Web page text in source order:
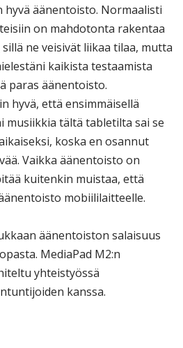
hyvä äänentoisto. Normaalisti
on mahdotonta rakentaa
ne veisivät liikaa tilaa, mutta
kaikista testaamista
paras äänentoisto.
hyvä, että ensimmäisellä
musiikkia tältä tabletilta sai se
koska en osannut
Vaikka äänentoisto on
kuitenkin muistaa, että
mobiililaitteelle.
äänentoiston salaisuus
MediaPad M2:n
yhteistyössä
kanssa.